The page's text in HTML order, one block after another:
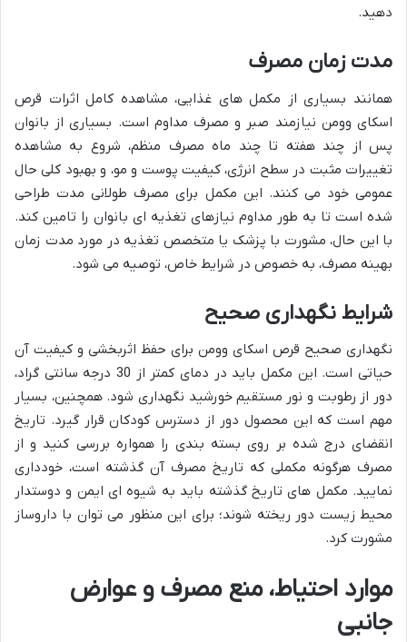
دهید.
مدت زمان مصرف
همانند بسیاری از مکمل های غذایی، مشاهده کامل اثرات قرص
اسکای وومن نیازمند صبر و مصرف مداوم است. بسیاری از بانوان
پس از چند هفته تا چند ماه مصرف منظم، شروع به مشاهده
تغییرات مثبت در سطح انرژی، کیفیت پوست و مو، و بهبود کلی حال
عمومی خود می کنند. این مکمل برای مصرف طولانی مدت طراحی
شده است تا به طور مداوم نیازهای تغذیه ای بانوان را تامین کند.
با این حال، مشورت با پزشک یا متخصص تغذیه در مورد مدت زمان
بهینه مصرف، به خصوص در شرایط خاص، توصیه می شود.
شرایط نگهداری صحیح
نگهداری صحیح قرص اسکای وومن برای حفظ اثربخشی و کیفیت آن
حیاتی است. این مکمل باید در دمای کمتر از 30 درجه سانتی گراد،
دور از رطوبت و نور مستقیم خورشید نگهداری شود. همچنین، بسیار
مهم است که این محصول دور از دسترس کودکان قرار گیرد. تاریخ
انقضای درج شده بر روی بسته بندی را همواره بررسی کنید و از
مصرف هرگونه مکملی که تاریخ مصرف آن گذشته است، خودداری
نمایید. مکمل های تاریخ گذشته باید به شیوه ای ایمن و دوستدار
محیط زیست دور ریخته شوند؛ برای این منظور می توان با داروساز
مشورت کرد.
موارد احتیاط، منع مصرف و عوارض
جانبی